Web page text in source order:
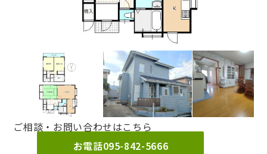
ご相談・お問い合わせはこちら
お電話095-842-5666